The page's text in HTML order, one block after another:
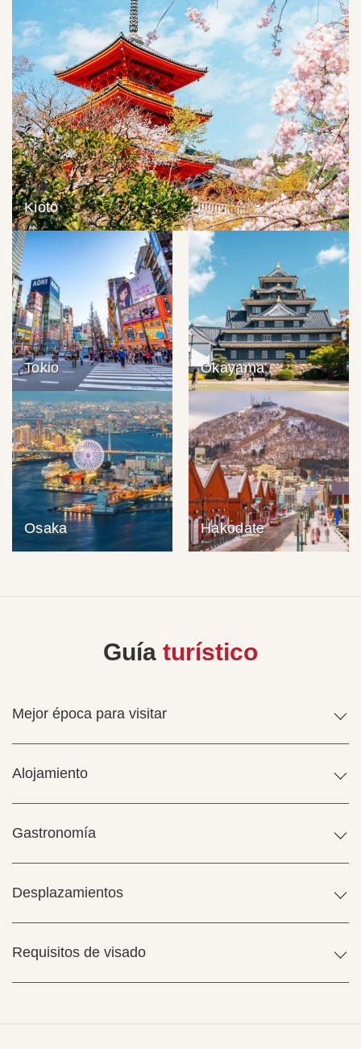
Kioto
Tokio Okayama
Osaka Hakodate
Guía turístico
Mejor época para visitar
Alojamiento
Gastronomía
Desplazamientos
Requisitos de visado